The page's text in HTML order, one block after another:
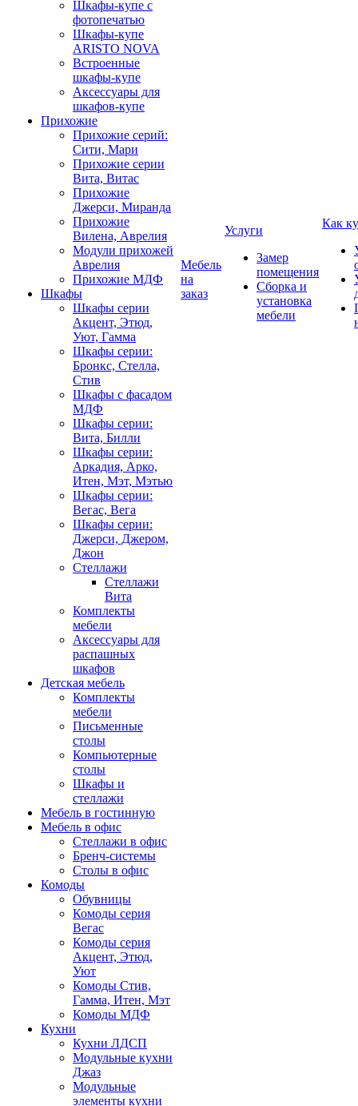
Шкафы-купе с
фотопечатью
Шкафы-купе
ARISTO NOVA
Встроенные
шкафы-купе
Аксессуары для
шкафов-купе
Прихожие
Прихожие серий:
Сити, Мари
Прихожие серии
Вита, Витас
Прихожие
Джерси, Миранда
Прихожие
Вилена, Аврелия
Модули прихожей
Аврелия
Прихожие МДФ
Шкафы
Шкафы серии
Акцент, Этюд,
Уют, Гамма
Шкафы серии:
Бронкс, Стелла,
Стив
Шкафы с фасадом
МДФ
Шкафы серии:
Вита, Билли
Шкафы серии:
Аркадия, Арко,
Итен, Мэт, Мэтью
Шкафы серии:
Вегас, Вега
Шкафы серии:
Джерси, Джером,
Джон
Стеллажи
Стеллажи
Вита
Комплекты
мебели
Аксессуары для
распашных
шкафов
Детская мебель
Комплекты
мебели
Письменные
столы
Компьютерные
столы
Шкафы и
стеллажи
Мебель в гостинную
Мебель в офис
Стеллажи в офис
Бренч-системы
Столы в офис
Комоды
Обувницы
Комоды серия
Вегас
Комоды серия
Акцент, Этюд,
Уют
Комоды Стив,
Гамма, Итен, Мэт
Комоды МДФ
Кухни
Кухни ЛДСП
Модульные кухни
Джаз
Модульные
элементы кухни
Мебель
на
заказ
Услуги
Замер
помещения
Сборка и
установка
мебели
Как